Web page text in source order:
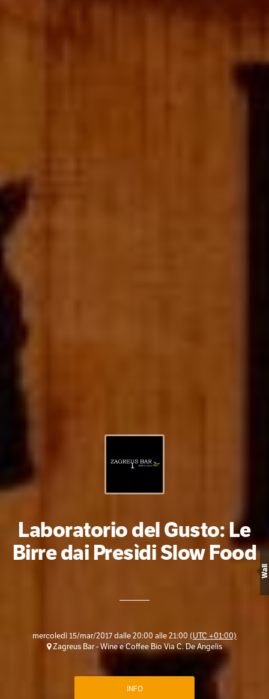
Laboratorio del Gusto: Le
Birre dai Presìdi Slow Food
mercoledì 15/mar/2017 dalle 20:00 alle 21:00 (UTC +01:00)
Zagreus Bar - Wine e Coffee Bio Via C. De Angelis
INFO
Wall